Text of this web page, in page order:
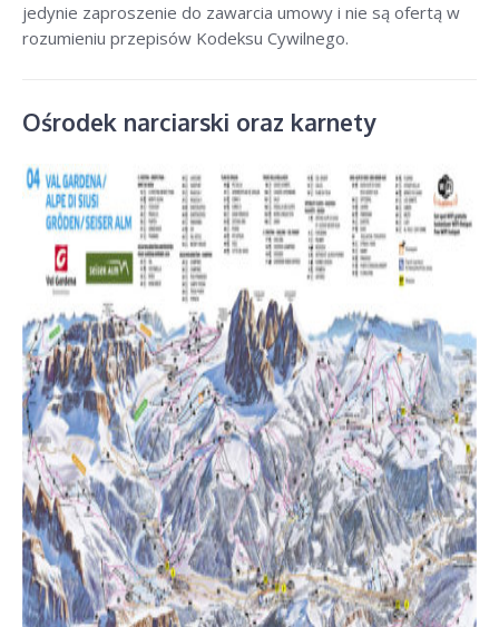
jedynie zaproszenie do zawarcia umowy i nie są ofertą w
rozumieniu przepisów Kodeksu Cywilnego.
Ośrodek narciarski oraz karnety